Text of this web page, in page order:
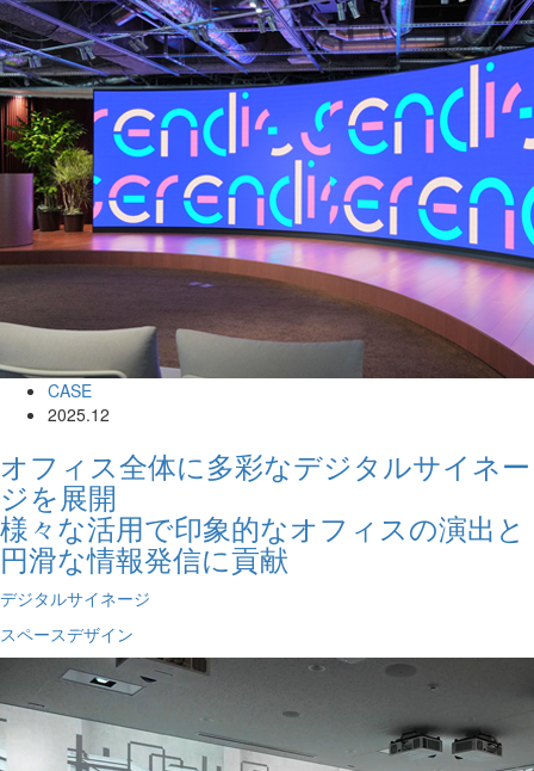
CASE
2025.12
オフィス全体に多彩なデジタルサイネー
ジを展開
様々な活用で印象的なオフィスの演出と
円滑な情報発信に貢献
デジタルサイネージ
スペースデザイン